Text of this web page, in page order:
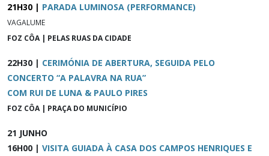
21H30 | PARADA LUMINOSA (PERFORMANCE)
VAGALUME
FOZ CÔA | PELAS RUAS DA CIDADE
22H30 | CERIMÓNIA DE ABERTURA, SEGUIDA PELO
CONCERTO “A PALAVRA NA RUA”
COM RUI DE LUNA & PAULO PIRES
FOZ CÔA | PRAÇA DO MUNICÍPIO
21 JUNHO
16H00 | VISITA GUIADA À CASA DOS CAMPOS HENRIQUES E